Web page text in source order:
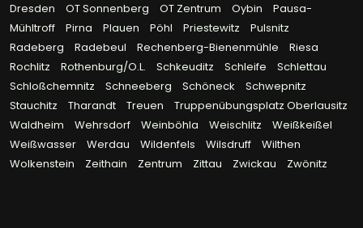
Dresden
OT Sonnenberg OT Zentrum Oybin
Pausa-
Mühltroff
Pirna Plauen Pöhl Priestewitz
Pulsnitz
Radeberg
Radebeul Rechenberg-Bienenmühle
Riesa
Rochlitz
Rothenburg/O.L. Schkeuditz Schleife
Schlettau
Schloßchemnitz
Schneeberg Schöneck
Schwepnitz
Stauchitz
Tharandt Treuen
Truppenübungsplatz Oberlausitz
Waldheim
Wehrsdorf Weinböhla Weischlitz
Weißkeißel
Weißwasser
Werdau Wildenfels Wilsdruff
Wilthen
Wolkenstein
Zeithain Zentrum Zittau Zwickau Zwönitz